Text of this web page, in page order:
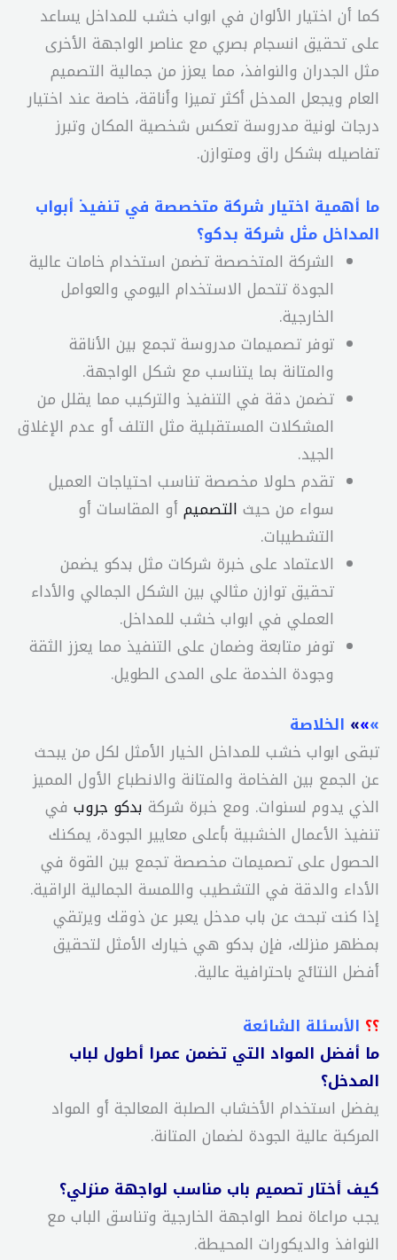
كما أن اختيار الألوان في ابواب خشب للمداخل يساعد
على تحقيق انسجام بصري مع عناصر الواجهة الأخرى
مثل الجدران والنوافذ، مما يعزز من جمالية التصميم
العام ويجعل المدخل أكثر تميزا وأناقة، خاصة عند اختيار
درجات لونية مدروسة تعكس شخصية المكان وتبرز
تفاصيله بشكل راق ومتوازن.
ما أهمية اختيار شركة متخصصة في تنفيذ أبواب
المداخل مثل شركة بدكو؟
الشركة المتخصصة تضمن استخدام خامات عالية
الجودة تتحمل الاستخدام اليومي والعوامل
الخارجية.
توفر تصميمات مدروسة تجمع بين الأناقة
والمتانة بما يتناسب مع شكل الواجهة.
تضمن دقة في التنفيذ والتركيب مما يقلل من
المشكلات المستقبلية مثل التلف أو عدم الإغلاق
الجيد.
تقدم حلولا مخصصة تناسب احتياجات العميل
سواء من حيث التصميمأو المقاسات أو
التشطيبات.
الاعتماد على خبرة شركات مثل بدكو يضمن
تحقيق توازن مثالي بين الشكل الجمالي والأداء
العملي في ابواب خشب للمداخل.
توفر متابعة وضمان على التنفيذ مما يعزز الثقة
وجودة الخدمة على المدى الطويل.
»
»
» الخلاصة
تبقى ابواب خشب للمداخل الخيار الأمثل لكل من يبحث
عن الجمع بين الفخامة والمتانة والانطباع الأول المميز
الذي يدوم لسنوات. ومع خبرة شركة بدكو جروب في
تنفيذ الأعمال الخشبية بأعلى معايير الجودة، يمكنك
الحصول على تصميمات مخصصة تجمع بين القوة في
الأداء والدقة في التشطيب واللمسة الجمالية الراقية.
إذا كنت تبحث عن باب مدخل يعبر عن ذوقك ويرتقي
بمظهر منزلك، فإن بدكو هي خيارك الأمثل لتحقيق
أفضل النتائج باحترافية عالية.
؟؟ الأسئلة الشائعة
ما أفضل المواد التي تضمن عمرا أطول لباب
المدخل؟
يفضل استخدام الأخشاب الصلبة المعالجة أو المواد
المركبة عالية الجودة لضمان المتانة.
كيف أختار تصميم باب مناسب لواجهة منزلي؟
يجب مراعاة نمط الواجهة الخارجية وتناسق الباب مع
النوافذ والديكورات المحيطة.